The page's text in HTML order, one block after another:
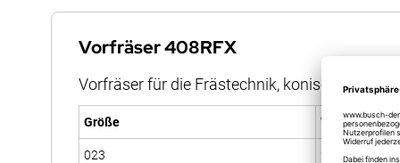
Anfang
springen
Vorfräser 408RFX
Vorfräser für die Frästechnik, konisch
Größe Winkel
023 2°